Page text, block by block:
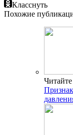
Класснуть
Похожие